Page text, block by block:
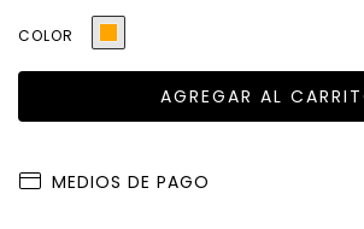
COLOR
MEDIOS DE PAGO